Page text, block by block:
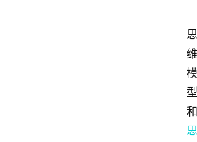
思
维
模
型
和
思